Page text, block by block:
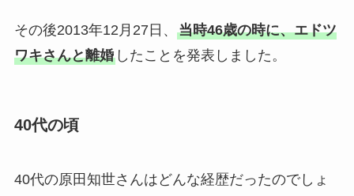
その後2013年12月27日、 当時46歳の時に、エドツ
ワキさんと離婚したことを発表しました。
40代の頃
40代の原田知世さんはどんな経歴だったのでしょ